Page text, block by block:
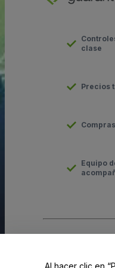
clase
Precios
Equipo
Al hacer clic en